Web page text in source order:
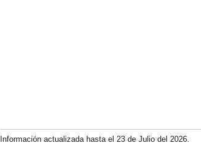
Información actualizada hasta el 23 de Julio del 2026.